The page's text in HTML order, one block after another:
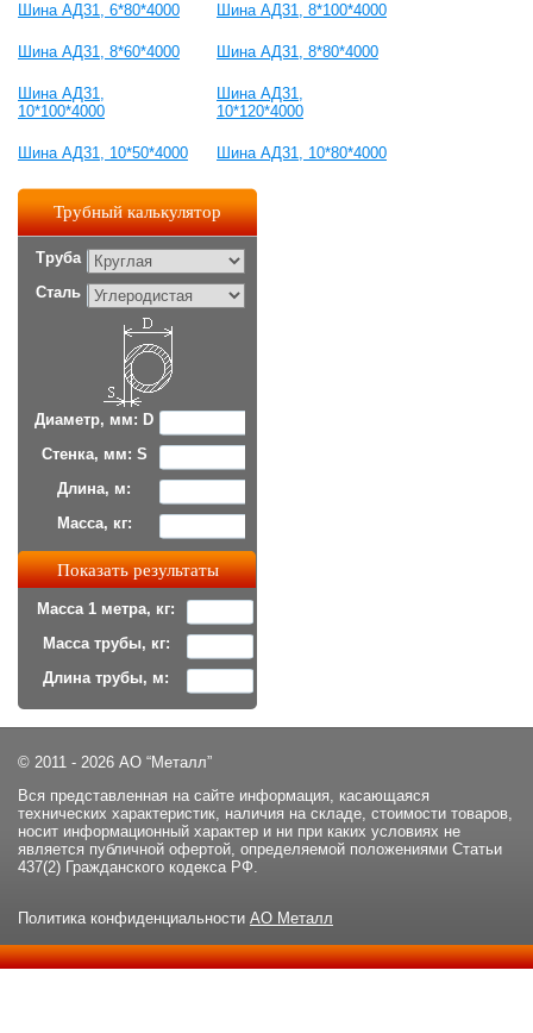
Шина АД31, 6*80*4000 Шина АД31, 8*100*4000
Шина АД31, 8*60*4000 Шина АД31, 8*80*4000
Шина АД31,
10*100*4000
Шина АД31,
10*120*4000
Шина АД31, 10*50*4000 Шина АД31, 10*80*4000
Трубный калькулятор
Труба
Сталь
Диаметр, мм: D
Стенка, мм: S
Длина, м:
Масса, кг:
Масса 1 метра, кг:
Масса трубы, кг:
Длина трубы, м:
© 2011 - 2026 АО “Металл”
Вся представленная на сайте информация, касающаяся
технических характеристик, наличия на складе, стоимости товаров,
носит информационный характер и ни при каких условиях не
является публичной офертой, определяемой положениями Статьи
437(2) Гражданского кодекса РФ.
Политика конфиденциальности АО Металл